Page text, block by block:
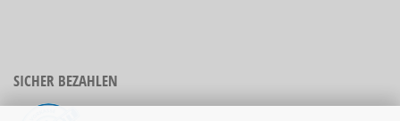
SICHER BEZAHLEN